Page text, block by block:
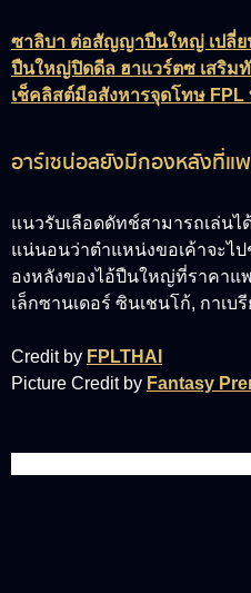
ซาลิบา ต่อสัญญาปืนใหญ่ เปลี่ย
ปืนใหญ่ปิดดีล ฮาแวร์ตซ เสริม
เช็คลิสต์มือสังหารจุดโทษ
อาร์เซน่อลยังมีกองหลังที่แ
แนวรับเลือดดัทช์สามารถเล่นไ
แน่นอนว่าตำแหน่งขอเค้าจะไป
องหลังของไอ้ปืนใหญ่ที่ราคาแ
เล็กซานเดอร์ ซินเชนโก้, กาเบ
Credit by FPLTHAI
Picture Credit by Fantasy